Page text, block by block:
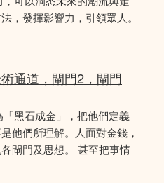
，發揮影響力，引領眾人。
通道，閘門2，閘門
黑石成金」，把他們定義
他們所理解。人面對金錢，
閘門及思想。 甚至把事情